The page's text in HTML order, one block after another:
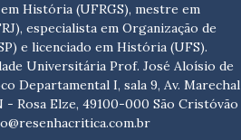
História (UFRGS), mestre em
especialista em Organização de
e licenciado em História (UFS).
Universitária Prof. José Aloísio de
Departamental I, sala 9, Av. Marechal
- Rosa Elze, 49100-000 São Cristóvão